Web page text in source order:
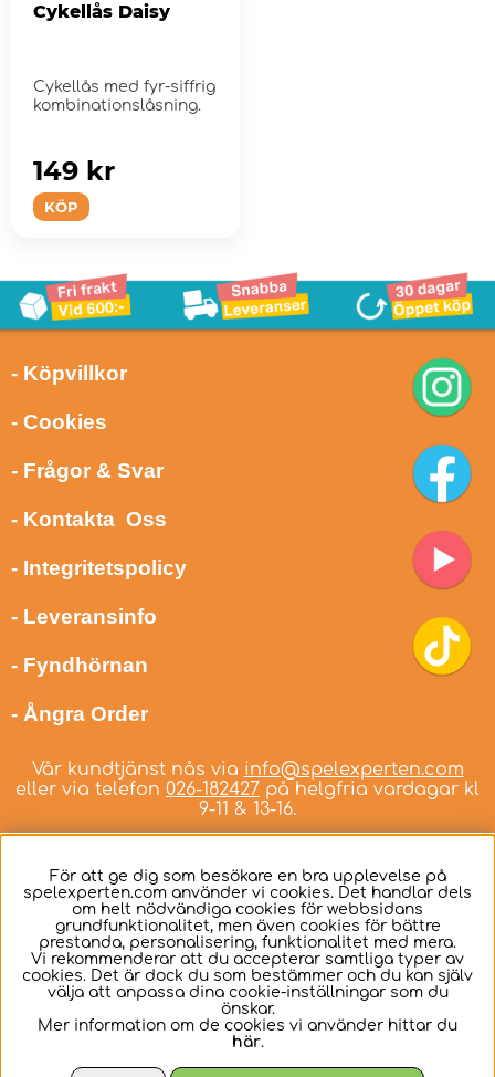
Cykellås Daisy
Cykellås med fyr-siffrig
kombinationslåsning.
KÖP
149 kr
- Köpvillkor
- Cookies
- Frågor & Svar
- Kontakta Oss
- Integritetspolicy
- Leveransinfo
- Fyndhörnan
- Ångra Order
Vår kundtjänst nås via info@spelexperten.com
eller via telefon 026-182427 på helgfria vardagar kl
9-11 & 13-16.
Svenska
För att ge dig som besökare en bra upplevelse på
spelexperten.com använder vi cookies. Det handlar dels
om helt nödvändiga cookies för webbsidans
grundfunktionalitet, men även cookies för bättre
prestanda, personalisering, funktionalitet med mera.
Vi rekommenderar att du accepterar samtliga typer av
cookies. Det är dock du som bestämmer och du kan själv
välja att anpassa dina cookie-inställningar som du
önskar.
Mer information om de cookies vi använder hittar du
här.